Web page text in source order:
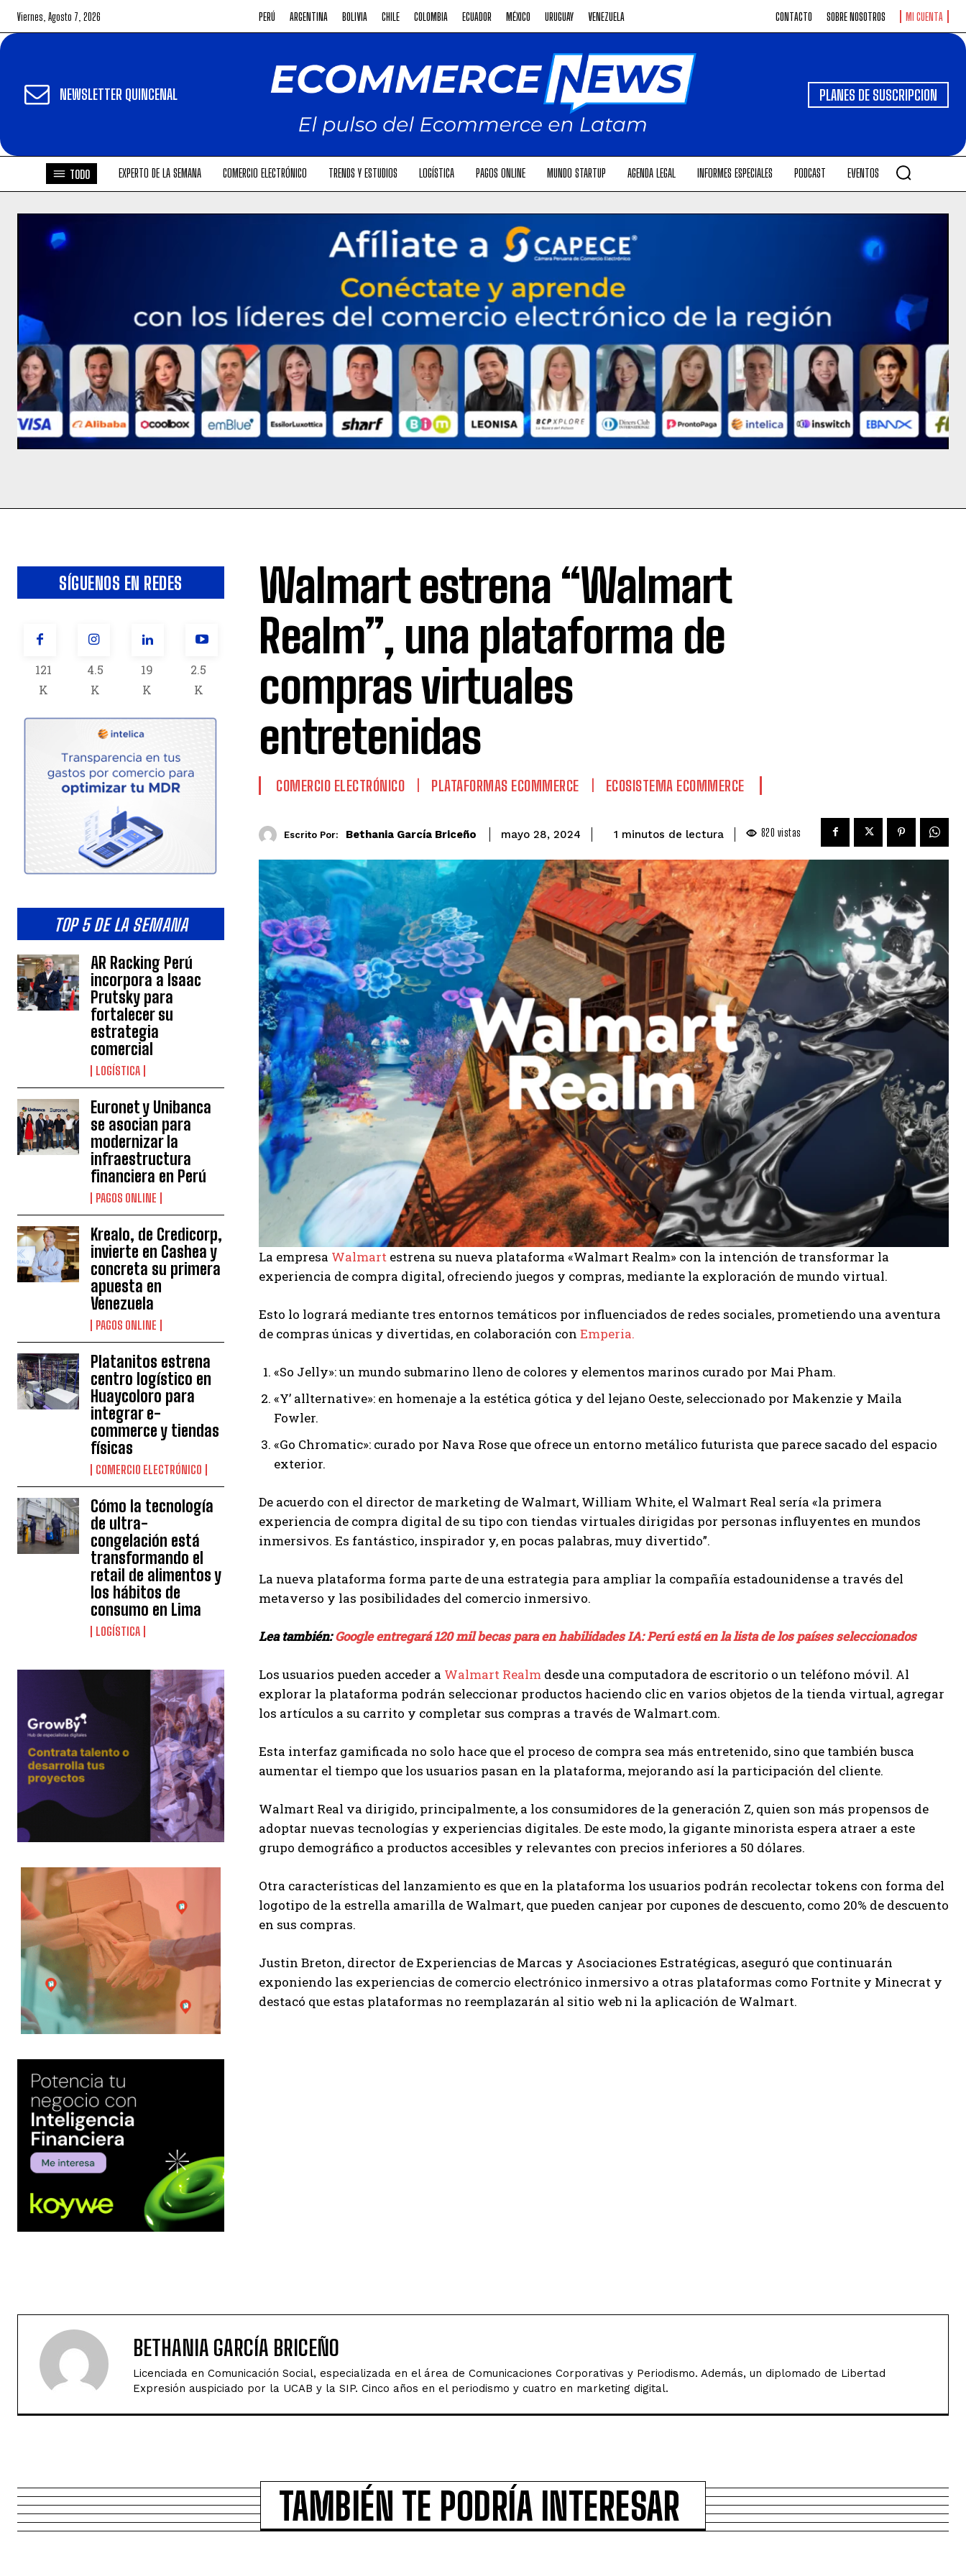
Viernes, Agosto 7, 2026 PERÚ ARGENTINA BOLIVIA CHILE COLOMBIA ECUADOR MÉXICO URUGUAY VENEZUELA CONTACTO SOBRE NOSOTROS MI CUENTA
NEWSLETTER QUINCENAL PLANES DE SUSCRIPCION
TODO EXPERTO DE LA SEMANA COMERCIO ELECTRÓNICO TRENDS Y ESTUDIOS LOGÍSTICA PAGOS ONLINE MUNDO STARTUP AGENDA LEGAL INFORMES ESPECIALES PODCAST EVENTOS
SÍGUENOS EN REDES
121
K
4.5
K
19
K
2.5
K
TOP 5 DE LA SEMANA
AR Racking Perú
incorpora a Isaac
Prutsky para
fortalecer su
estrategia
comercial
LOGÍSTICA
Euronet y Unibanca
se asocian para
modernizar la
infraestructura
financiera en Perú
PAGOS ONLINE
Krealo, de Credicorp,
invierte en Cashea y
concreta su primera
apuesta en
Venezuela
PAGOS ONLINE
Platanitos estrena
centro logístico en
Huaycoloro para
integrar e-
commerce y tiendas
físicas
COMERCIO ELECTRÓNICO
Cómo la tecnología
de ultra-
congelación está
transformando el
retail de alimentos y
los hábitos de
consumo en Lima
LOGÍSTICA
Walmart estrena “Walmart
Realm”, una plataforma de
compras virtuales
entretenidas
COMERCIO ELECTRÓNICO PLATAFORMAS ECOMMERCE ECOSISTEMA ECOMMERCE
Escrito Por: Bethania García Briceño mayo 28, 2024 1 minutos de lectura 820 vistas
La empresa Walmart estrena su nueva plataforma «Walmart Realm» con la intención de transformar la
experiencia de compra digital, ofreciendo juegos y compras, mediante la exploración de mundo virtual.
Esto lo logrará mediante tres entornos temáticos por influenciados de redes sociales, prometiendo una aventura
de compras únicas y divertidas, en colaboración con Emperia.
«So Jelly»: un mundo submarino lleno de colores y elementos marinos curado por Mai Pham.
«Y’ allternative»: en homenaje a la estética gótica y del lejano Oeste, seleccionado por Makenzie y Maila
Fowler.
«Go Chromatic»: curado por Nava Rose que ofrece un entorno metálico futurista que parece sacado del espacio
exterior.
De acuerdo con el director de marketing de Walmart, William White, el Walmart Real sería «la primera
experiencia de compra digital de su tipo con tiendas virtuales dirigidas por personas influyentes en mundos
inmersivos. Es fantástico, inspirador y, en pocas palabras, muy divertido”.
La nueva plataforma forma parte de una estrategia para ampliar la compañía estadounidense a través del
metaverso y las posibilidades del comercio inmersivo.
Lea también:Google entregará 120 mil becas para en habilidades IA: Perú está en la lista de los países seleccionados
Los usuarios pueden acceder a Walmart Realm desde una computadora de escritorio o un teléfono móvil. Al
explorar la plataforma podrán seleccionar productos haciendo clic en varios objetos de la tienda virtual, agregar
los artículos a su carrito y completar sus compras a través de Walmart.com.
Esta interfaz gamificada no solo hace que el proceso de compra sea más entretenido, sino que también busca
aumentar el tiempo que los usuarios pasan en la plataforma, mejorando así la participación del cliente.
Walmart Real va dirigido, principalmente, a los consumidores de la generación Z, quien son más propensos de
adoptar nuevas tecnologías y experiencias digitales. De este modo, la gigante minorista espera atraer a este
grupo demográfico a productos accesibles y relevantes con precios inferiores a 50 dólares.
Otra características del lanzamiento es que en la plataforma los usuarios podrán recolectar tokens con forma del
logotipo de la estrella amarilla de Walmart, que pueden canjear por cupones de descuento, como 20% de descuento
en sus compras.
Justin Breton, director de Experiencias de Marcas y Asociaciones Estratégicas, aseguró que continuarán
exponiendo las experiencias de comercio electrónico inmersivo a otras plataformas como Fortnite y Minecrat y
destacó que estas plataformas no reemplazarán al sitio web ni la aplicación de Walmart.
BETHANIA GARCÍA BRICEÑO
Licenciada en Comunicación Social, especializada en el área de Comunicaciones Corporativas y Periodismo. Además, un diplomado de Libertad
Expresión auspiciado por la UCAB y la SIP. Cinco años en el periodismo y cuatro en marketing digital.
TAMBIÉN TE PODRÍA INTERESAR